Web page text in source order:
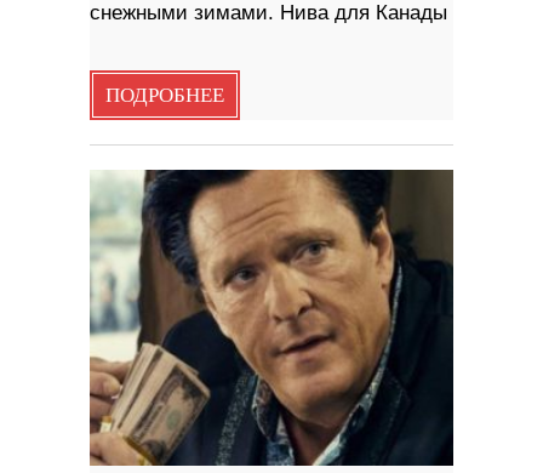
снежными зимами. Нива для Канады
ПОДРОБНЕЕ